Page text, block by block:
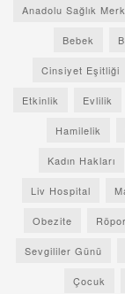
Anadolu Sağlık
Bebek
Cinsiyet Eşitliği
Etkinlik Evlilik
Hamilelik
Kadın Hakları
Liv Hospital
Obezite
Sevgililer Günü
Çocuk